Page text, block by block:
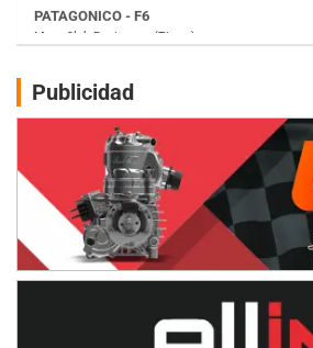
Juventud Unida (Tierra)
Humboldt (Santa Fe)
Ciudad de Avellaneda (Asfalto)
Avellaneda (Santa Fe)
SUR SANTAFESINO - F4
José Samuel Sánchez (Tierra)
Rufino (Santa Fe)
TUCUMANO - F5
Juan Navarro (Asfalto)
El Timbó (Tucumán)
COBERTURA ESPECIAL DE E-KART.COM.AR
Publicidad